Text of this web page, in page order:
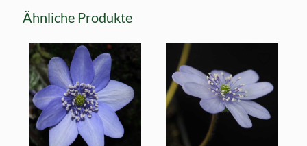
Ähnliche Produkte